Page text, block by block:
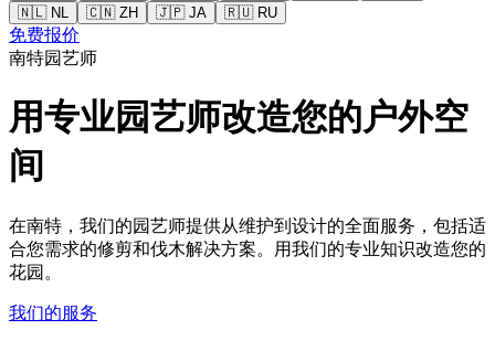
🇳🇱 NL 🇨🇳 ZH 🇯🇵 JA 🇷🇺 RU
免费报价
南特园艺师
用专业园艺师改造您的户外空
间
在南特，我们的园艺师提供从维护到设计的全面服务，包括适
合您需求的修剪和伐木解决方案。用我们的专业知识改造您的
花园。
我们的服务